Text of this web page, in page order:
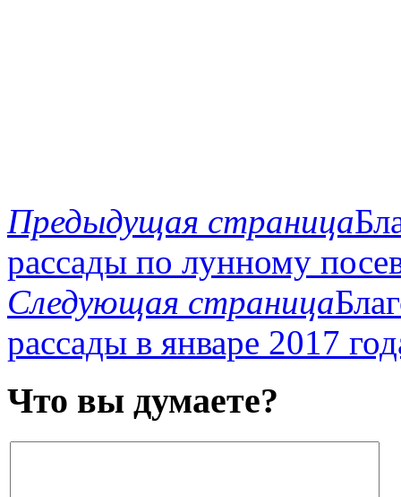
Предыдущая страница
рассады по лунному
Следующая страница
рассады в январе 2017
Что вы думаете?